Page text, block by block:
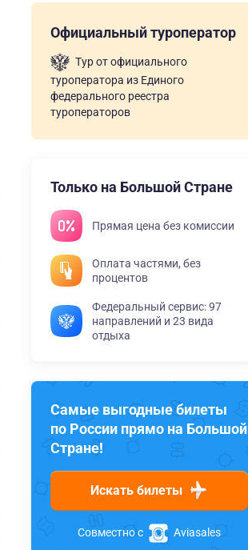
Официальный туроператор
Тур от официального
туроператора из Единого
федерального реестра
туроператоров
Только на Большой Стране
Прямая цена без комиссии
Оплата частями, без
процентов
Федеральный сервис: 97
направлений и 23 вида
отдыха
Самые выгодные билеты
по России прямо на Большой
Стране!
Искать билеты
Совместно с Aviasales